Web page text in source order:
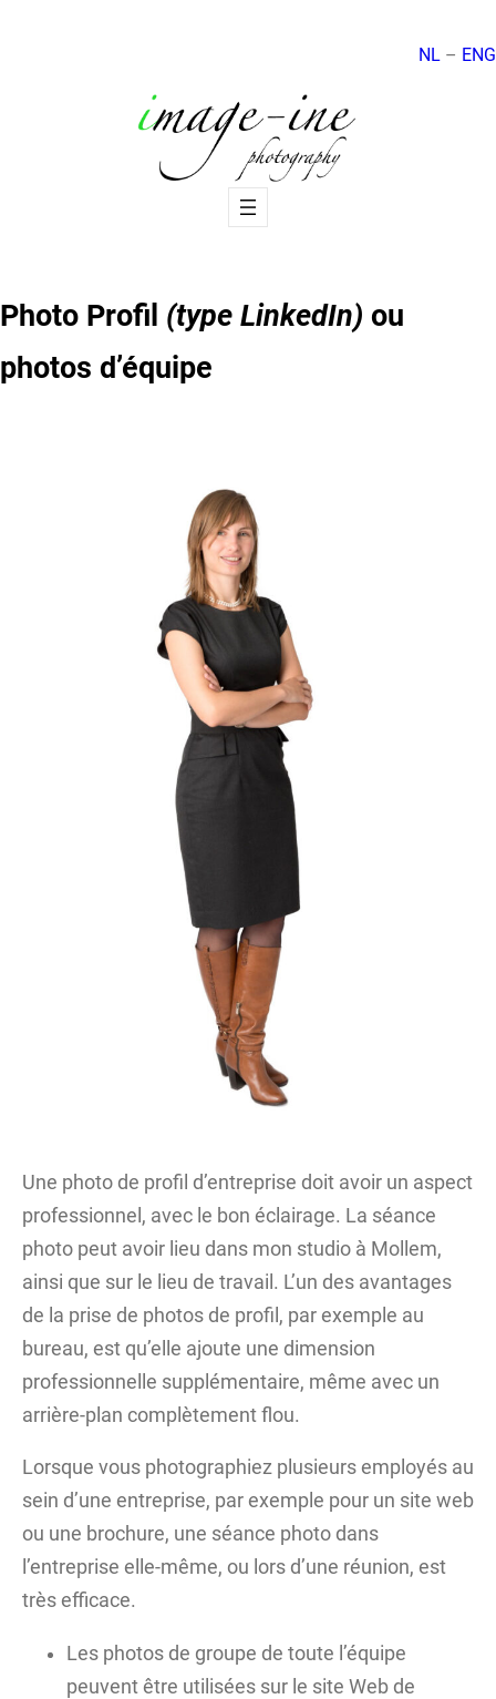
NL – ENG
Photo Profil (type LinkedIn) ou
photos d’équipe
Une photo de profil d’entreprise doit avoir un aspect
professionnel, avec le bon éclairage. La séance
photo peut avoir lieu dans mon studio à Mollem,
ainsi que sur le lieu de travail. L’un des avantages
de la prise de photos de profil, par exemple au
bureau, est qu’elle ajoute une dimension
professionnelle supplémentaire, même avec un
arrière-plan complètement flou.
Lorsque vous photographiez plusieurs employés au
sein d’une entreprise, par exemple pour un site web
ou une brochure, une séance photo dans
l’entreprise elle-même, ou lors d’une réunion, est
très efficace.
Les photos de groupe de toute l’équipe
peuvent être utilisées sur le site Web de